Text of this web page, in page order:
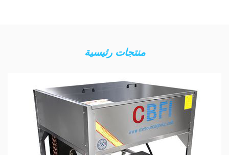
منتجات رئيسية